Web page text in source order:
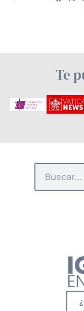
Te